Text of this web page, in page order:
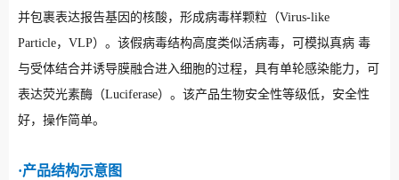
并包裹表达报告基因的核酸，形成病毒样颗粒（Virus-like
Particle，VLP）。该假病毒结构高度类似活病毒，可模拟真病 毒
与受体结合并诱导膜融合进入细胞的过程，具有单轮感染能力，可
表达荧光素酶（Luciferase）。该产品生物安全性等级低，安全性
好，操作简单。
·产品结构示意图